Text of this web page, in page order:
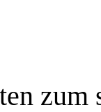
zum